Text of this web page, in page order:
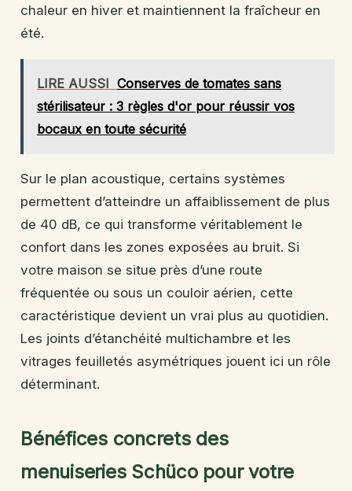
chaleur en hiver et maintiennent la fraîcheur en
été.
LIRE AUSSI Conserves de tomates sans
stérilisateur : 3 règles d'or pour réussir vos
bocaux en toute sécurité
Sur le plan acoustique, certains systèmes
permettent d’atteindre un affaiblissement de plus
de 40 dB, ce qui transforme véritablement le
confort dans les zones exposées au bruit. Si
votre maison se situe près d’une route
fréquentée ou sous un couloir aérien, cette
caractéristique devient un vrai plus au quotidien.
Les joints d’étanchéité multichambre et les
vitrages feuilletés asymétriques jouent ici un rôle
déterminant.
Bénéfices concrets des
menuiseries Schüco pour votre